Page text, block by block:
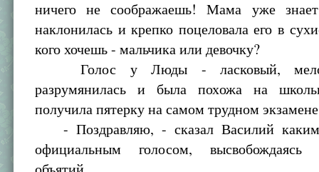
ничего не соображаешь! Мама уже
наклонилась и крепко поцеловала его в
кого хочешь - мальчика или девочку?
Голос у Люды - ласковый,
разрумянилась и была похожа на
получила пятерку на самом трудном
- Поздравляю, - сказал Василий
официальным голосом,